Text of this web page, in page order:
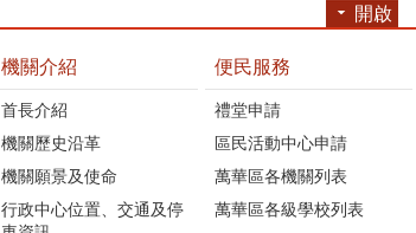
開啟
機關介紹
首長介紹
機關歷史沿革
機關願景及使命
行政中心位置、交通及停
便民服務
禮堂申請
區民活動中心申請
萬華區各機關列表
萬華區各級學校列表